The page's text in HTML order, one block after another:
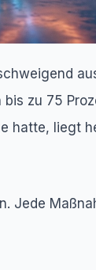
bis zu 75
liegt
Jede